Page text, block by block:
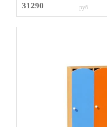
31290 руб